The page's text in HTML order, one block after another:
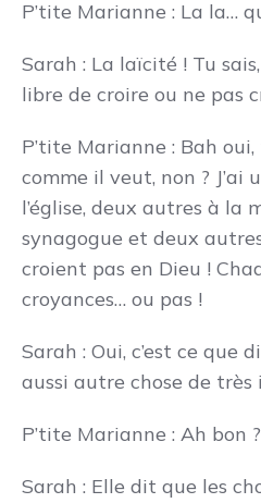
P’tite Marianne : La la…
Sarah : La laïcité ! Tu
libre de croire ou ne pas
P’tite Marianne : Bah
comme il veut, non ? J’ai
l’église, deux autres à la
synagogue et deux
croient pas en Dieu !
croyances… ou pas !
Sarah : Oui, c’est ce que
aussi autre chose de
P’tite Marianne : Ah bon
Sarah : Elle dit que les